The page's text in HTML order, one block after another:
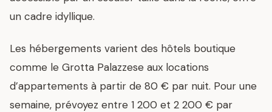
un cadre idyllique.
Les hébergements varient des hôtels boutique
comme le Grotta Palazzese aux locations
d’appartements à partir de 80 € par nuit. Pour une
semaine, prévoyez entre 1 200 et 2 200 € par